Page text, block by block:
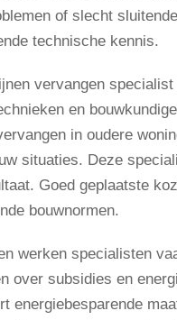
of slecht
technische kennis.
vervangen
en
in oudere
situaties. Deze
Goed geplaatste
bouwnormen.
werken specialisten
over subsidies en
energiebesparende